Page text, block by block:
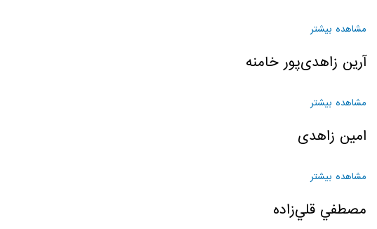
مشاهده بیشتر
آرین زاهدی‌پور خامنه
مشاهده بیشتر
امین زاهدی
مشاهده بیشتر
مصطفي قلي‌زاده